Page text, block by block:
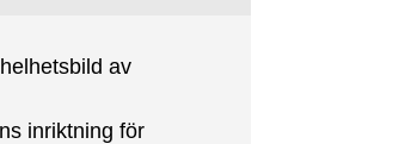
av
inriktning för